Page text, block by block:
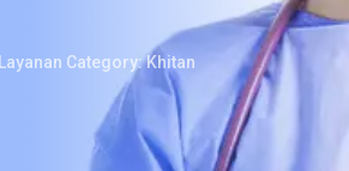
Layanan Category: Khitan